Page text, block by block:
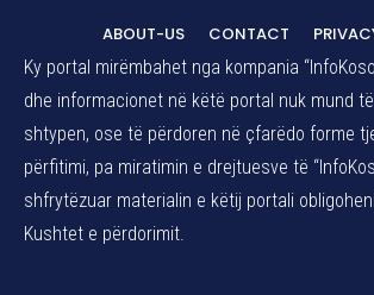
ABOUT-US CONTACT
Ky portal mirëmbahet nga kompania
dhe informacionet në këtë portal nuk mund
shtypen, ose të përdoren në çfarëdo forme
përfitimi, pa miratimin e drejtuesve të
shfrytëzuar materialin e këtij portali
Kushtet e përdorimit.